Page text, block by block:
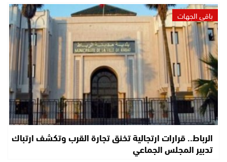
باقي الجهات
الرباط.. قرارات ارتجالية تخنق تجارة القرب وتكشف ارتباك
تدبير المجلس الجماعي